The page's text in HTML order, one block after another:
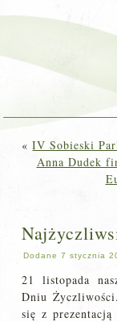
«IV Sobieski
Anna Dudek
Dodane 7 stycznia
21 listopada
Dniu
się z